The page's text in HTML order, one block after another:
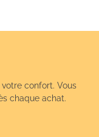
confort. Vous
chaque achat.